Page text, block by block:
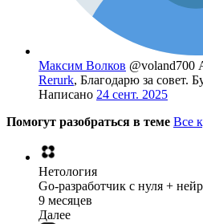
Maксим Волков @voland700
Rerurk, Благодарю за совет.
Написано 24 сент. 2025
Помогут разобраться в теме Все
Нетология
Go-разработчик с нуля +
9 месяцев
Далее